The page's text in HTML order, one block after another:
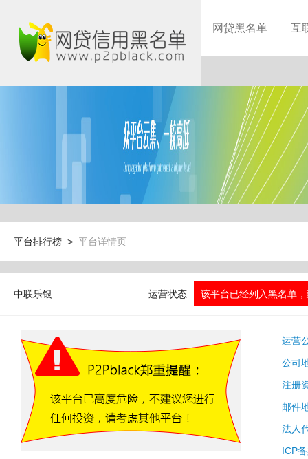
网贷黑名单 互
平台排行榜 > 平台详情页
中联乐银 运营状态 该平台已经列入黑名单
运营
公司
注册
邮件
法人
ICP